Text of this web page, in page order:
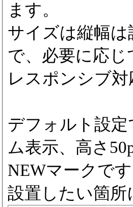
ます。
サイズは縦幅
で、必要に応
レスポンシブ
デフォルト設定
ム表示、高さ
NEWマークです
設置したい箇